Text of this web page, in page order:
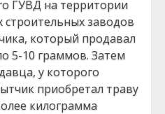
ГУВД на территории
строительных заводов
который продавал
5-10 граммов. Затем
у которого
приобретал траву
килограмма